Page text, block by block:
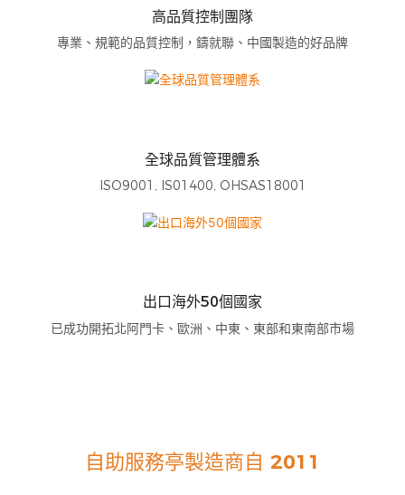
高品質控制團隊
專業、規範的品質控制，鑄就聯、中國製造的好品牌
全球品質管理體系
ISO9001, IS01400, OHSAS18001
出口海外50個國家
已成功開拓北阿門卡、歐洲、中東、東部和東南部市場
自助服務亭製造商自 2011